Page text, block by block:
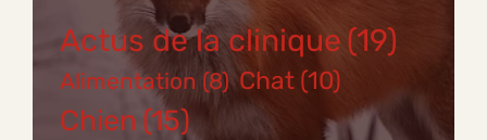
Actus de la clinique (19)
Alimentation (8) Chat (10)
Chien (15)